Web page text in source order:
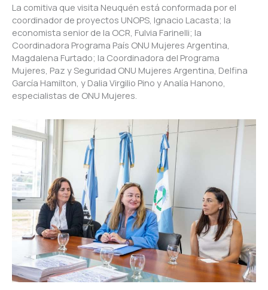
La comitiva que visita Neuquén está conformada por el
coordinador de proyectos UNOPS, Ignacio Lacasta; la
economista senior de la OCR, Fulvia Farinelli; la
Coordinadora Programa País ONU Mujeres Argentina,
Magdalena Furtado; la Coordinadora del Programa
Mujeres, Paz y Seguridad ONU Mujeres Argentina, Delfina
García Hamilton, y Dalia Virgilio Pino y Analía Hanono,
especialistas de ONU Mujeres.